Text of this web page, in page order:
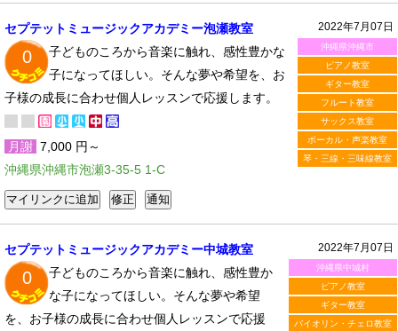
2022年7月07日
沖縄県沖縄市
ピアノ教室
ギター教室
フルート教室
サックス教室
ボーカル・声楽教室
琴・三線・三味線教室
セプテットミュージックアカデミー泡瀬教室
0
子どものころから音楽に触れ、感性豊かな
子になってほしい。そんな夢や希望を、お
子様の成長に合わせ個人レッスンで応援します。
月謝 7,000 円～
沖縄県沖縄市泡瀬3-35-5 1-C
2022年7月07日
沖縄県中城村
ピアノ教室
ギター教室
バイオリン・チェロ教室
セプテットミュージックアカデミー中城教室
0
子どものころから音楽に触れ、感性豊か
な子になってほしい。そんな夢や希望
を、お子様の成長に合わせ個人レッスンで応援